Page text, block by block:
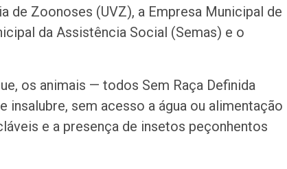
de Zoonoses (UVZ), a Empresa Municipal de
da Assistência Social (Semas) e o
os animais — todos Sem Raça Definida
sem acesso a água ou alimentação
e a presença de insetos peçonhentos